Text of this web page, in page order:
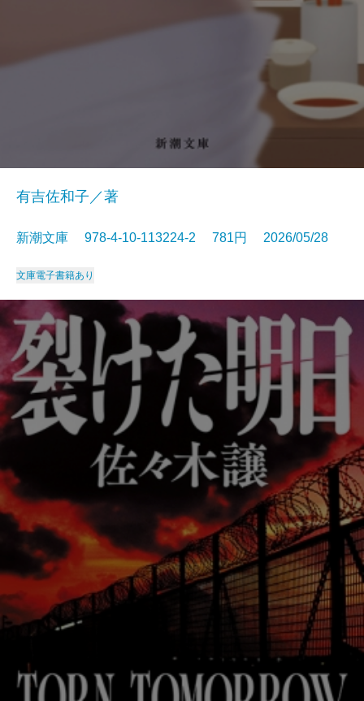
有吉佐和子／著
新潮文庫 978-4-10-113224-2 781円 2026/05/28
文庫電子書籍あり